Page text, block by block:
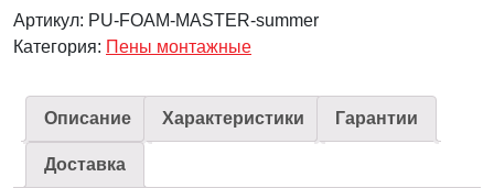
Артикул: PU-FOAM-MASTER-summer
Категория: Пены монтажные
Описание Характеристики Гарантии
Доставка